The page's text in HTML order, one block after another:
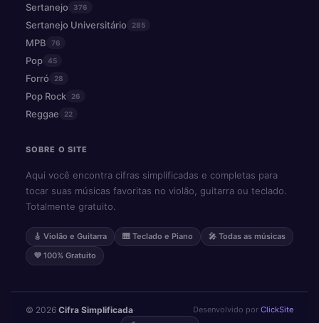
Sertanejo 376
Sertanejo Universitário 285
MPB 76
Pop 45
Forró 28
Pop Rock 26
Reggae 22
SOBRE O SITE
Aqui você encontra cifras simplificadas e completas para
tocar suas músicas favoritas no violão, guitarra ou teclado.
Totalmente gratuito.
🎸 Violão e Guitarra 🎹 Teclado e Piano
🎤 Todas as músicas
💜 100% Gratuito
© 2026 Cifra Simplificada· Desenvolvido por ClickSite